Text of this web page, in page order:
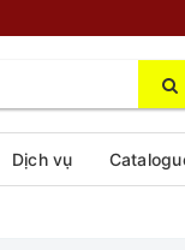
Dịch vụ